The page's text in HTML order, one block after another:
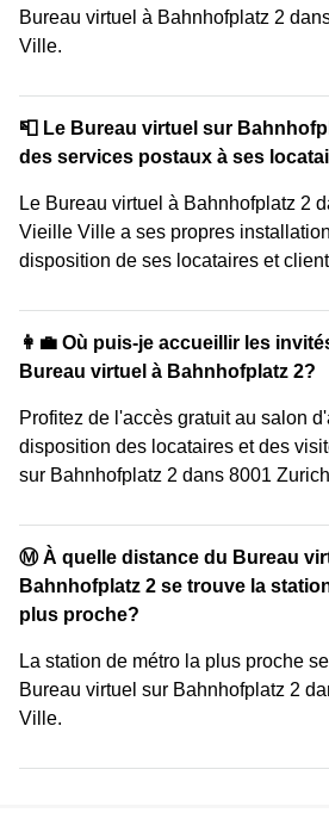
Bureau virtuel à Bahnhofplatz 2
Ville.
📮 Le Bureau virtuel sur
des services postaux à ses
Le Bureau virtuel à Bahnhofplatz 2
Vieille Ville a ses propres
disposition de ses locataires et
👩‍💼 Où puis-je accueillir les
Bureau virtuel à Bahnhofplatz 2?
Profitez de l'accès gratuit au salon
disposition des locataires et des
sur Bahnhofplatz 2 dans 8001
Ⓜ️ À quelle distance du Bureau
Bahnhofplatz 2 se trouve la
plus proche?
La station de métro la plus proche
Bureau virtuel sur Bahnhofplatz 2
Ville.